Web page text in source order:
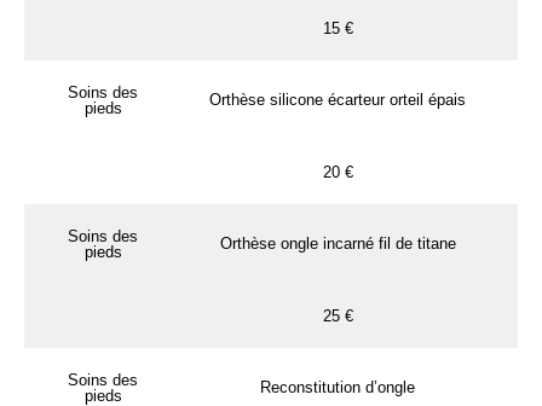
15 €
Soins des
pieds
Orthèse silicone écarteur orteil épais
20 €
Soins des
pieds
Orthèse ongle incarné fil de titane
25 €
Soins des
pieds
Reconstitution d’ongle